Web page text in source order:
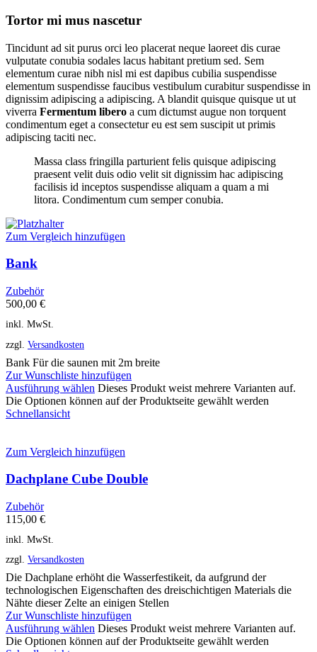
Tortor mi mus nascetur
Tincidunt ad sit purus orci leo placerat neque laoreet dis curae
vulputate conubia sodales lacus habitant pretium sed. Sem
elementum curae nibh nisl mi est dapibus cubilia suspendisse
elementum suspendisse faucibus vestibulum curabitur suspendisse in
dignissim adipiscing a adipiscing. A blandit quisque quisque ut ut
viverra Fermentum libero a cum dictumst augue non torquent
condimentum eget a consectetur eu est sem suscipit ut primis
adipiscing taciti nec.
Massa class fringilla parturient felis quisque adipiscing
praesent velit duis odio velit sit dignissim hac adipiscing
facilisis id inceptos suspendisse aliquam a quam a mi
litora. Condimentum cum semper conubia.
Zum Vergleich hinzufügen
Bank
Zubehör
500,00 €
inkl. MwSt.
zzgl. Versandkosten
Bank Für die saunen mit 2m breite
Zur Wunschliste hinzufügen
Ausführung wählen Dieses Produkt weist mehrere Varianten auf.
Die Optionen können auf der Produktseite gewählt werden
Schnellansicht
Zum Vergleich hinzufügen
Dachplane Cube Double
Zubehör
115,00 €
inkl. MwSt.
zzgl. Versandkosten
Die Dachplane erhöht die Wasserfestikeit, da aufgrund der
technologischen Eigenschaften des dreischichtigen Materials die
Nähte dieser Zelte an einigen Stellen
Zur Wunschliste hinzufügen
Ausführung wählen Dieses Produkt weist mehrere Varianten auf.
Die Optionen können auf der Produktseite gewählt werden